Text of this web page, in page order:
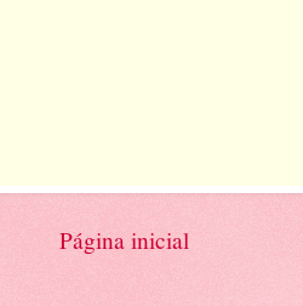
Página inicial